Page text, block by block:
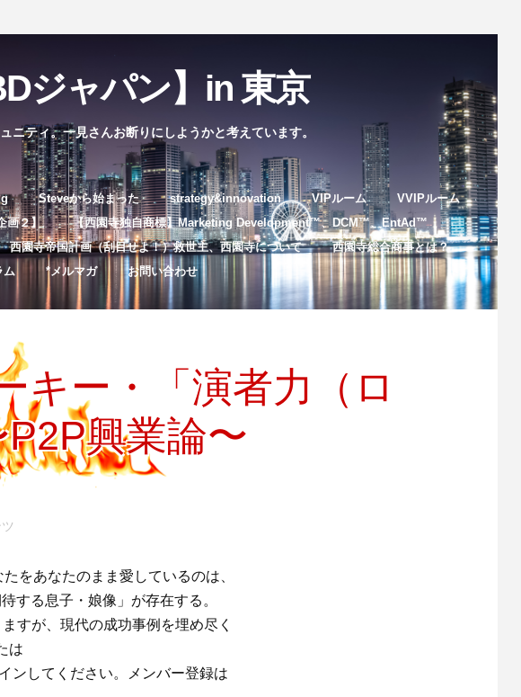
ジャパン】in 東京
ティ。一見さんお断りにしようかと考えています。
Steveから始まった strategy&innovation VIPルーム
VVIPルーム
画２】
【西園寺独自商標】Marketing Development™️、DCM™️、EntAd™️
西園寺帝国計画（刮目せよ！）救世主、西園寺について
西園寺総合商事とは？
ム *メルマガ お問い合わせ
キー・「演者力（ロ
興業論〜
をあなたのまま愛しているのは、
する息子・娘像」が存在する。
すが、現代の成功事例を埋め尽く
は
ンしてください。メンバー登録は